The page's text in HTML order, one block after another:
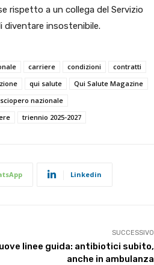
rispetto a un collega del Servizio
diventare insostenibile.
carriere condizioni
contratti
qui salute
Qui Salute Magazine
sciopero nazionale
triennio 2025-2027
Linkedin
SUCCESSIVO
linee guida: antibiotici subito,
anche in ambulanza